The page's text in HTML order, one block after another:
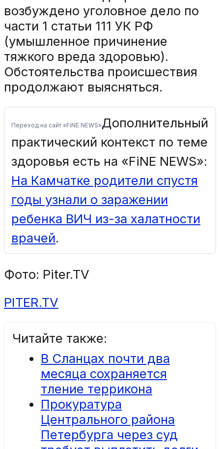
возбуждено уголовное дело по
части 1 статьи 111 УК РФ
(умышленное причинение
тяжкого вреда здоровью).
Обстоятельства происшествия
продолжают выясняться.
Переход на сайт «FiNE NEWS»Дополнительный
практический контекст по теме
здоровья есть на «FiNE NEWS»:
На Камчатке родители спустя
годы узнали о заражении
ребенка ВИЧ из-за халатности
врачей.
Фото: Piter.TV
PITER.TV
Читайте также:
В Сланцах почти два
месяца сохраняется
тление террикона
Прокуратура
Центрального района
Петербурга через суд